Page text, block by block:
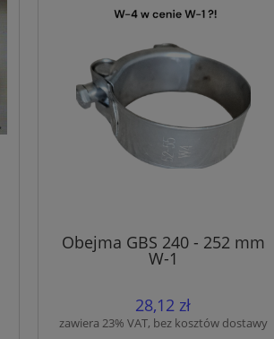
Obejma GBS 240 - 252 mm
W-1
28,12 zł
zawiera 23% VAT, bez kosztów dostawy